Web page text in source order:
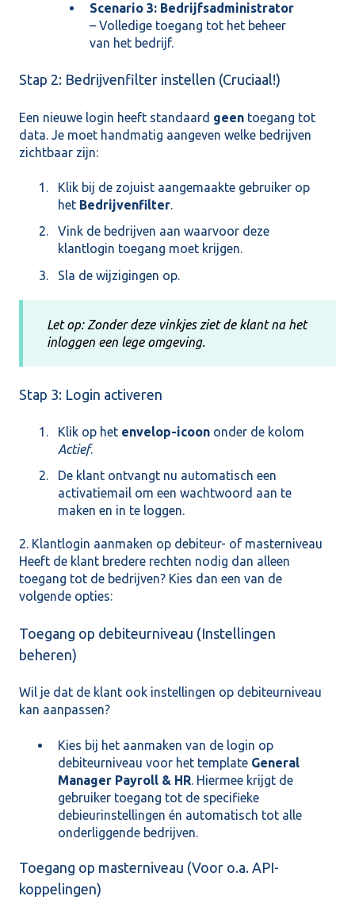
Scenario 3: Bedrijfsadministrator
– Volledige toegang tot het beheer
van het bedrijf.
Stap 2: Bedrijvenfilter instellen (Cruciaal!)
Een nieuwe login heeft standaard geen toegang tot
data. Je moet handmatig aangeven welke bedrijven
zichtbaar zijn:
Klik bij de zojuist aangemaakte gebruiker op
het Bedrijvenfilter.
Vink de bedrijven aan waarvoor deze
klantlogin toegang moet krijgen.
Sla de wijzigingen op.
Let op: Zonder deze vinkjes ziet de klant na het
inloggen een lege omgeving.
Stap 3: Login activeren
Klik op het envelop-icoon onder de kolom
Actief.
De klant ontvangt nu automatisch een
activatiemail om een wachtwoord aan te
maken en in te loggen.
2. Klantlogin aanmaken op debiteur- of masterniveau
Heeft de klant bredere rechten nodig dan alleen
toegang tot de bedrijven? Kies dan een van de
volgende opties:
Toegang op debiteurniveau (Instellingen
beheren)
Wil je dat de klant ook instellingen op debiteurniveau
kan aanpassen?
Kies bij het aanmaken van de login op
debiteurniveau voor het template General
Manager Payroll & HR. Hiermee krijgt de
gebruiker toegang tot de specifieke
debieurinstellingen én automatisch tot alle
onderliggende bedrijven.
Toegang op masterniveau (Voor o.a. API-
koppelingen)